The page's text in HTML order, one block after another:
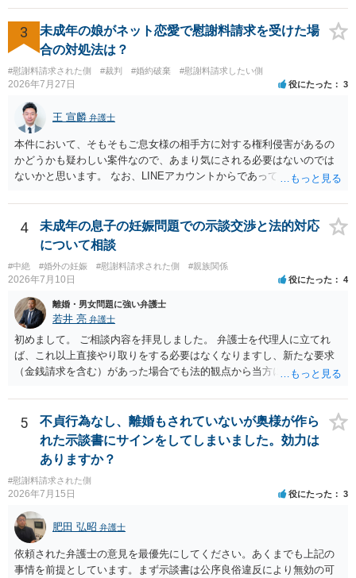
困難 仮に裁判で敗訴した場合でも、分割払いになる可能性はあります
か。 ⇒判決となり敗訴してしまった場合は、強制執行により不動産等
の財産を差し押さえられ、そこから債権回収が図られることになりま
すが、 和解であれば柔軟な解決が可能ですので、その場合は分割払
いにより支払うことも十分可能です。 ⑤ このような事情であれば、私
は120万円のみ和解交渉を続けるべきでしょうか。 ⇒ご相談者様の認
識を前提にすれば、１００万円も含めて返済する必要はないと考えら
れるため、 120万円のみについて交渉を続けることがベターかと存じ
ます。
するデメリットはありますから（経済的、時間的、精神的負担等）、
反対にご自身が、裁判も辞さずという姿勢を示すことで、プラス
に働く可能性は有り得ます。 交渉で解決する多くの場合は、相手
が弁護士に依頼しているケースで、５０万円以下で合意できる場合は
稀であると思います。 通常は、６０万円から８０万円程度になる
ことが多いというのが私の印象です。 ２ 質問② ご記載の内容が
減額を進めるうえでの交渉材料かと思います。 なお、ご自身が離
婚しないことは、交渉材料にはならないかと思いますので、ご注意く
ださい。 また、相手夫婦の婚姻関係が既に破綻していたことや、
相手女性が結婚しているとは知らなかったと主張することもあります
が、 ケースバイケースですので、ご自身の場合にそれらの主張が
できるかはよくお考え下さい。 ３ 質問③ 違約金を５０万円とす
る旨の交渉をすることが妥当かどうかという基準はありません。
公序良俗に反するような金額では、その条項自体が無効になり得ます
が、 ２００万円でも、５０万円でも、公序良俗に反するほど高額
とはいえないと考えますので、 結局は、妥当かどうかというより
も、ご自身が納得できるかどうかという基準でお考えいただくといい
と思います。 そのうえで、合意できるかは、相手も納得できるか
否かにかかってはきますが。 ４ 質問④ ご記載の内容からは判断
できないのですが、 清算条項を記載しないで合意することはリス
クがありますので、むしろ、原則としては、清算条項を記載するべき
であるとお考えいただくといいです。 ご質問に対する回答は以上で
すが、可能であれば、ご依頼になるかは別として、お近くの弁護士に
直接相談されて、 今後の対応についてアドバイス等を求めることを
3
未成年の娘がネット恋愛で慰謝料請求を受けた場
合の対処法は？
#慰謝料請求された側 #裁判 #婚約破棄 #慰謝料請求したい側
2026年7月27日 役にたった 3
王 宣麟 弁護士
本件において、そもそもご息女様の相手方に対する権利侵害があるの
かどうかも疑わしい案件なので、あまり気にされる必要はないのでは
ないかと思います。 なお、LINEアカウントからであっても、そこに紐
るパターンはありえるものの、本件のような精神的損害が発生したと
明確にいえないような案件において開示がなされる可能性も低いので
はないかと推察します。
4
未成年の息子の妊娠問題での示談交渉と法的対応
について相談
#中絶 #婚外の妊娠 #慰謝料請求された側 #親族関係
2026年7月10日 役にたった 4
離婚・男女問題に強い弁護士
若井 亮 弁護士
初めまして。 ご相談内容を拝見しました。 弁護士を代理人に立てれ
ば、これ以上直接やり取りをする必要はなくなりますし、新たな要求
（金銭請求を含む）があった場合でも法的観点から当方に支払うべき
いのであれば、基本的にはご自身で対応していくことになります。 こ
れ以上の要求を回避するためには、合意内容を書面しておくことで
す。 特に重要な点としては、合意事項以外には貸し借りが無いことを
確認する条項（清算条項）をきちんと盛り込んでおくことです。 お金
を払うにしても、紛争が蒸し返されないよう、合意書を作成して取り
交わすようにしてください。
5
不貞行為なし、離婚もされていないが奥様が作ら
れた示談書にサインをしてしまいました。効力は
ありますか？
#慰謝料請求された側
2026年7月15日 役にたった 3
肥田 弘昭 弁護士
依頼された弁護士の意見を最優先にしてください。あくまでも上記の
事情を前提としています。まず示談書は公序良俗違反により無効の可